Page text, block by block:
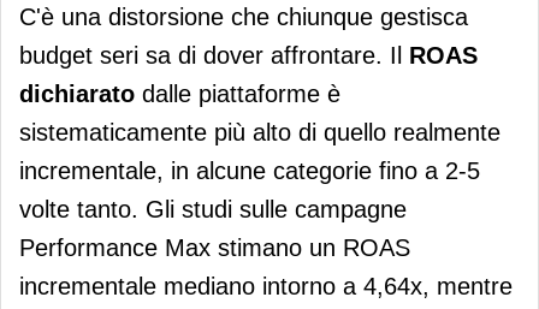
C'è una distorsione che chiunque gestisca
budget seri sa di dover affrontare. Il ROAS
dichiarato dalle piattaforme è
sistematicamente più alto di quello realmente
incrementale, in alcune categorie fino a 2-5
volte tanto. Gli studi sulle campagne
Performance Max stimano un ROAS
incrementale mediano intorno a 4,64x, mentre